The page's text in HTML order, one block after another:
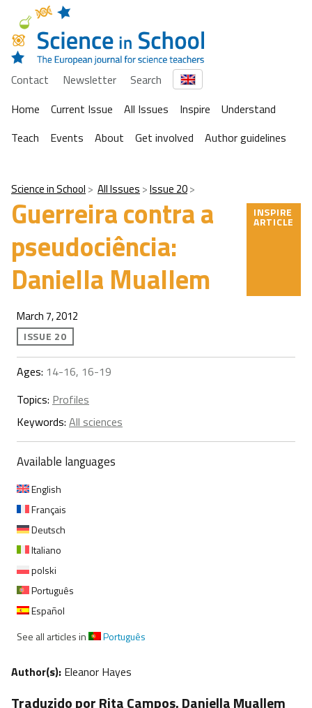
Contact Newsletter
Search
Home
Current Issue All Issues Inspire
Understand
Teach
Events About Get involved Author guidelines
Science in School All Issues Issue 20
Guerreira contra a
pseudociência:
Daniella Muallem
INSPIRE
ARTICLE
March 7, 2012
ISSUE 20
Ages: 14-16, 16-19
Topics: Profiles
Keywords: All sciences
Available languages
English
Français
Deutsch
Italiano
polski
Português
Español
See all articles in
Português
Author(s): Eleanor Hayes
Traduzido por Rita Campos. Daniella Muallem